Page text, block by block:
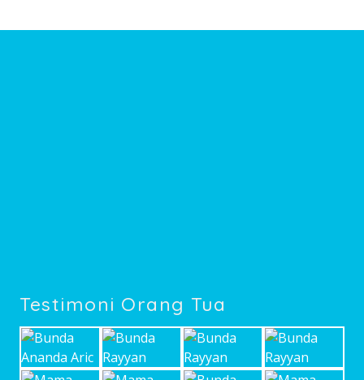
Testimoni Orang Tua